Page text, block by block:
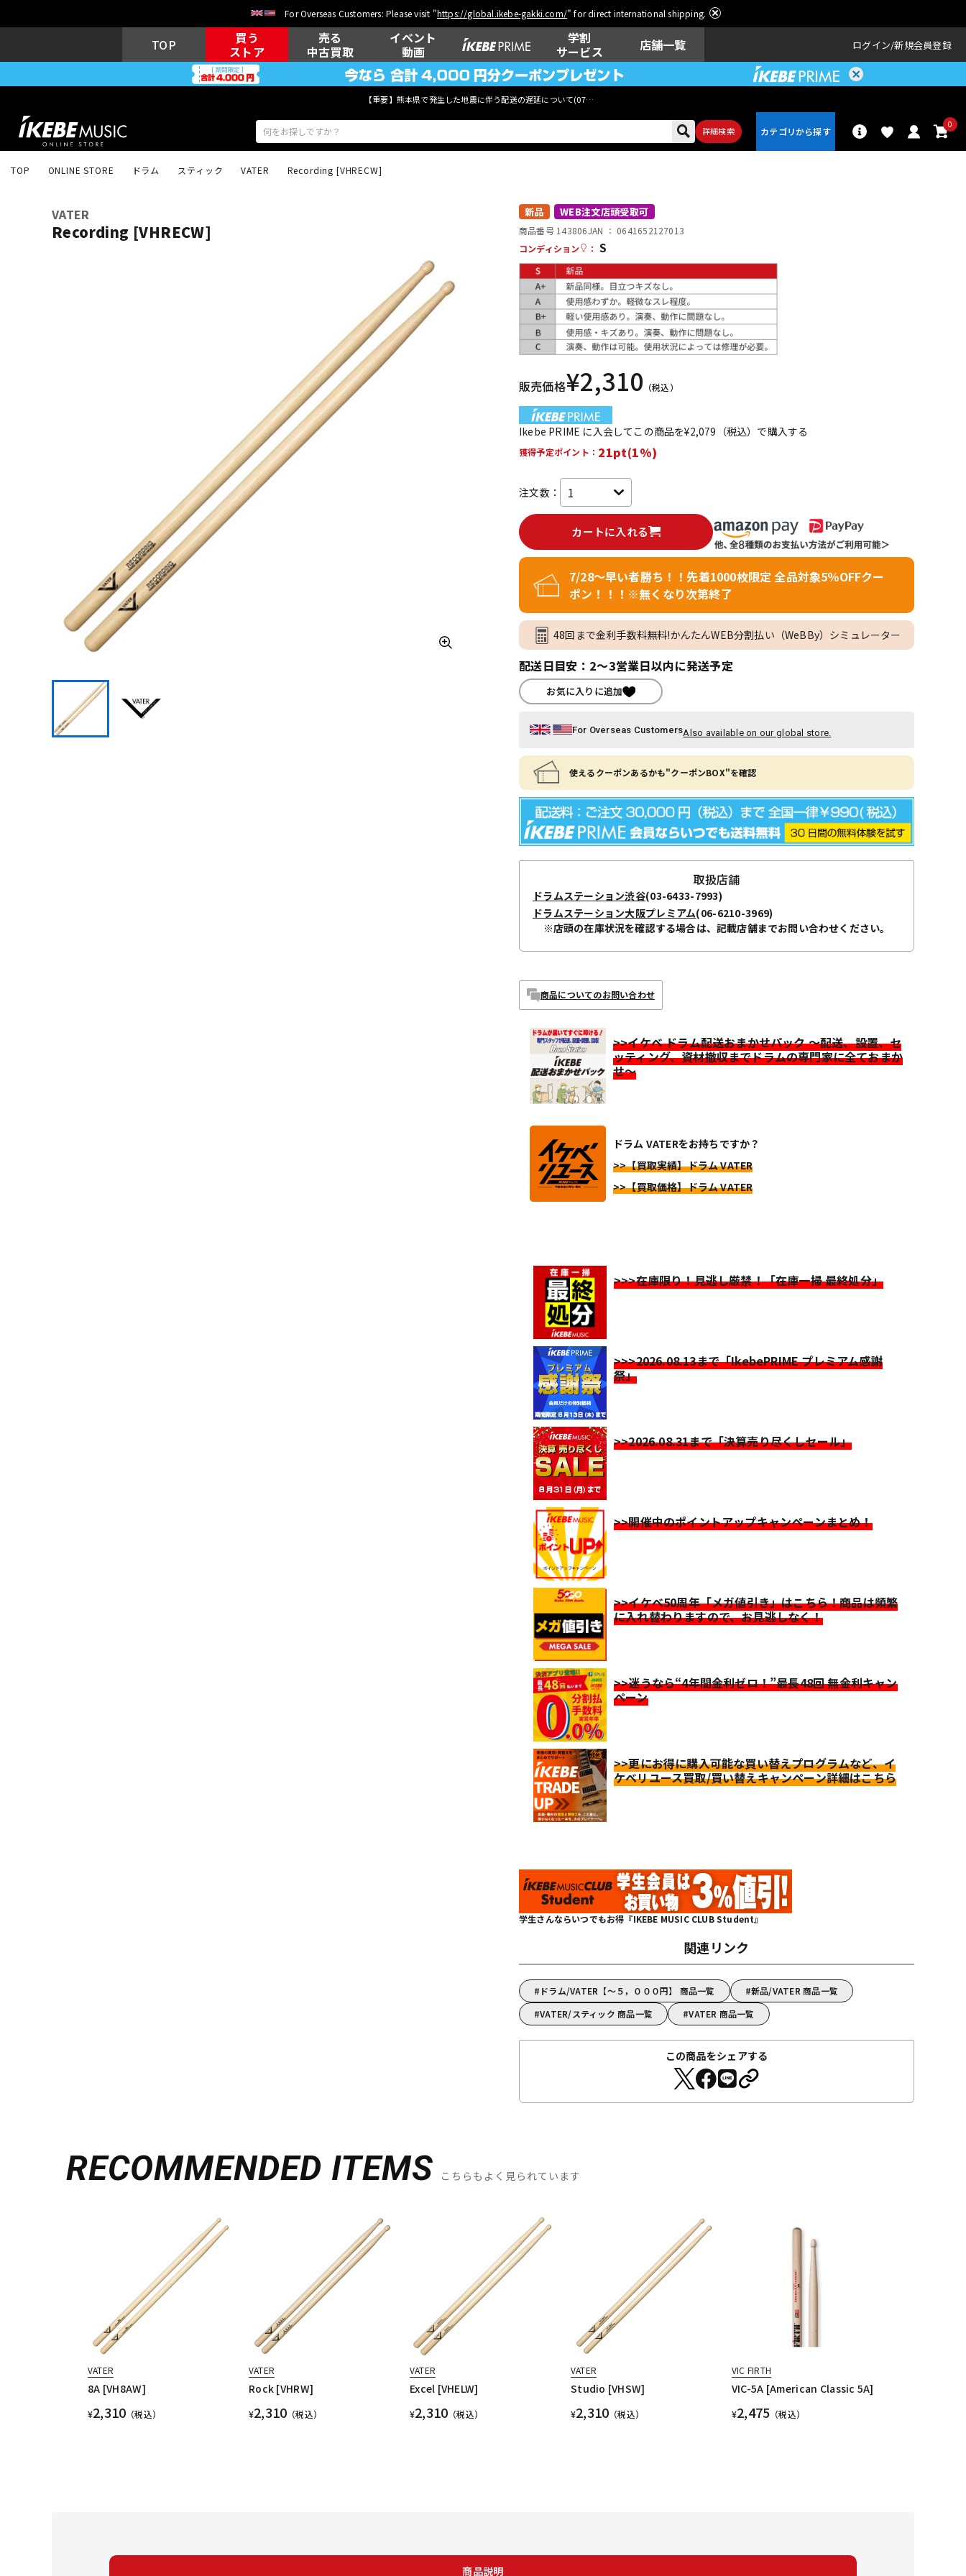
For Overseas Customers: Please visit "https://global.ikebe-gakki.com/" for direct international shipping.
TOP
買う
ストア
売る
中古買取
イベント
動画
学割
サービス
店舗一覧 ログイン 新規会員登録
【重要】熊本県で発生した地震に伴う配送の遅延について(07月29日
詳細検索
0
ウクレレ
管楽器 その他楽器
DTM オンラ
イン納品
レコーディン
グ機器
配信/ライブ
機器
ヴィンテージ
TOP ONLINE STORE ドラム スティック VATER Recording [VHRECW]
VATER
Recording [VHRECW]
新品 WEB注文店頭受取可
商品番号 143806JAN ： 0641652127013
コンディション
： S
販売価格¥2,310 （税込）
Ikebe PRIME に入会してこの商品を¥2,079（税込）で購入する
獲得予定ポイント： 21pt(1%)
注文数：
カートに入れる
7/28～早い者勝ち！！先着1000枚限定 全品対象5％OFFクー
ポン！！！※無くなり次第終了
48回まで金利手数料無料!かんたんWEB分割払い（WeBBy）シミュレーター
配送日目安：2～3営業日以内に発送予定
お気に入りに追加
For Overseas CustomersAlso available on our global store.
使えるクーポンあるかも"クーポンBOX"を確認
取扱店舗
ドラムステーション渋谷(03-6433-7993)
ドラムステーション大阪プレミアム(06-6210-3969)
※店頭の在庫状況を確認する場合は、記載店舗までお問い合わせください。
商品についてのお問い合わせ
>>イケベ ドラム配送おまかせパック ～配送、設置、セ
ッティング、資材撤収までドラムの専門家に全ておまか
せ～
ドラム VATERをお持ちですか？
>>【買取実績】ドラム VATER
>>【買取価格】ドラム VATER
>>>在庫限り！見逃し厳禁！「在庫一掃 最終処分」
>>>2026.08.13まで「IkebePRIME プレミアム感謝
祭」
>>2026.08.31まで「決算売り尽くしセール」
>>開催中のポイントアップキャンペーンまとめ！
>>イケベ50周年「メガ値引き」はこちら！商品は頻繁
に入れ替わりますので、お見逃しなく！
>>迷うなら“4年間金利ゼロ！”最長48回 無金利キャン
ペーン
>>更にお得に購入可能な買い替えプログラムなど、イ
ケベリユース買取/買い替えキャンペーン詳細はこちら
学生さんならいつでもお得『IKEBE MUSIC CLUB Student』
関連リンク
ドラム/VATER【～５，０００円】 商品一覧
新品/VATER 商品一覧
VATER/スティック 商品一覧
VATER 商品一覧
この商品をシェアする
RECOMMENDED ITEMS こちらもよく見られています
VATER
8A [VH8AW]
¥2,310 （税込）
VATER
Rock [VHRW]
¥2,310 （税込）
VATER
Excel [VHELW]
¥2,310 （税込）
VATER
Studio [VHSW]
¥2,310 （税込）
VIC FIRTH
VIC-5A [American Classic 5A]
¥2,475 （税込）
商品説明